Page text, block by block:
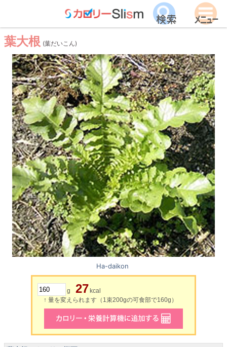
葉大根 (葉だいこん)
Ha-daikon
g 27 kcal
↑ 量を変えられます（1束200gの可食部で160g）